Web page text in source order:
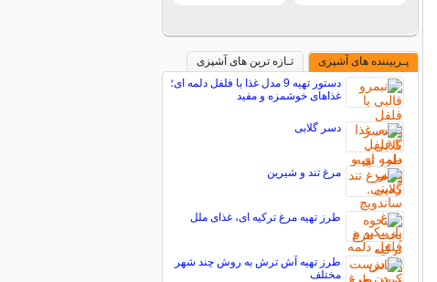
پـربیننده های آشپزی
تـازه ترین های آشپزی
دستور تهیه 9 مدل غذا با فلفل دلمه ای؛
غذاهای خوشمزه و مفید
دسر گلابی
مرغ تند و شیرین
طرز تهیه مرغ ترکیه ای، غذای ملل
طرز تهیه آش ترش به روش چند شهر
مختلف